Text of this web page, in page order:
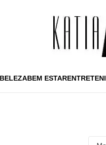
BEM ESTAR